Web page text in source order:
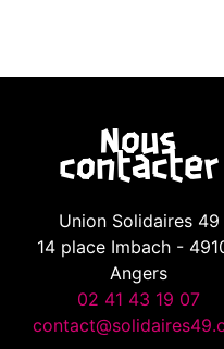
Nous
contacter
Union Solidaires 49
14 place Imbach -
Angers
02 41 43 19 07